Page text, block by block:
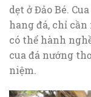
dẹt ở Đảo Bé.
hang đá, chỉ
có thể hành
cua đá nướng
niệm.